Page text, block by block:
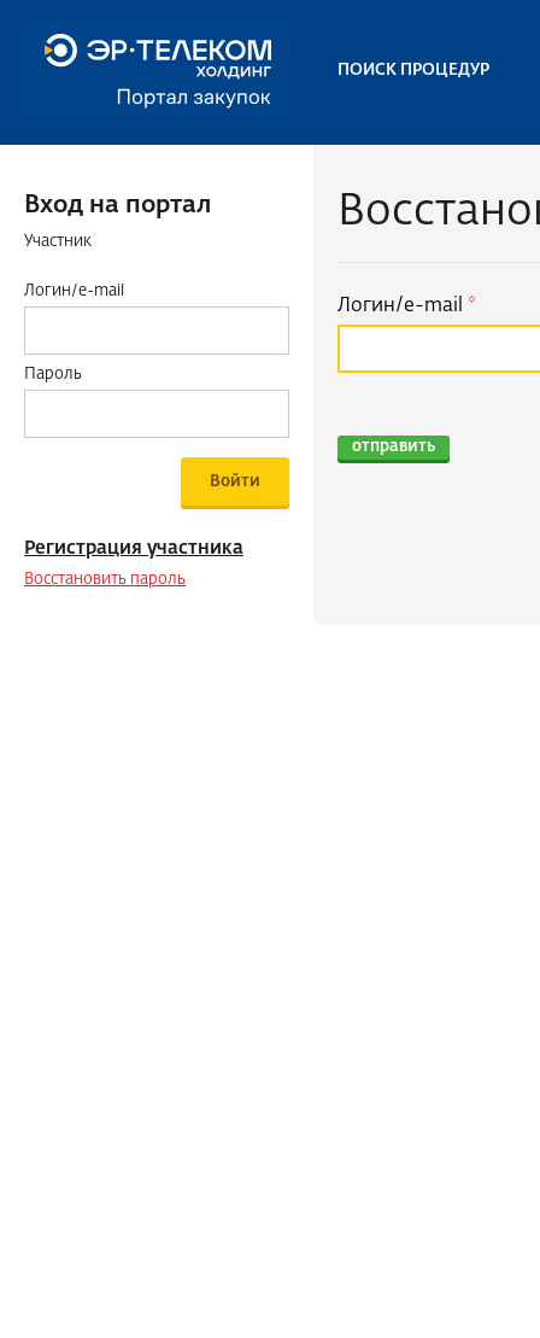
ПОИСК ПРОЦЕДУР
Вход на портал
Участник
Логин/e-mail
Пароль
Войти
Регистрация участника
Восстановить пароль
Логин/e-mail
отправить